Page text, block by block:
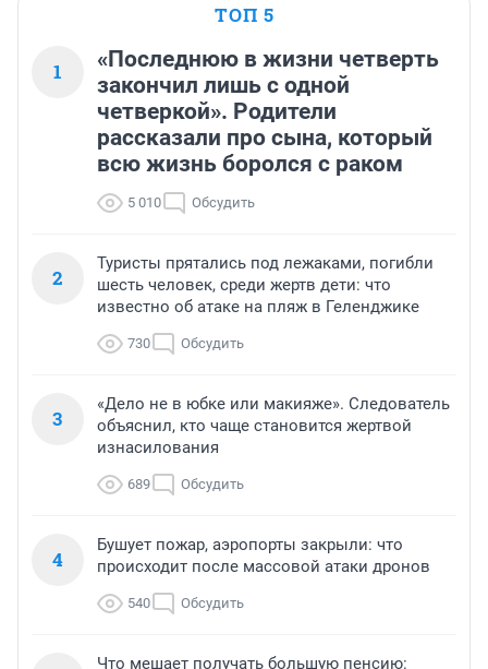
ТОП 5
1
«Последнюю в жизни четверть
закончил лишь с одной
четверкой». Родители
рассказали про сына, который
всю жизнь боролся с раком
5 010 Обсудить
2
Туристы прятались под лежаками, погибли
шесть человек, среди жертв дети: что
известно об атаке на пляж в Геленджике
730 Обсудить
3
«Дело не в юбке или макияже». Следователь
объяснил, кто чаще становится жертвой
изнасилования
689 Обсудить
4
Бушует пожар, аэропорты закрыли: что
происходит после массовой атаки дронов
540 Обсудить
Что мешает получать большую пенсию: